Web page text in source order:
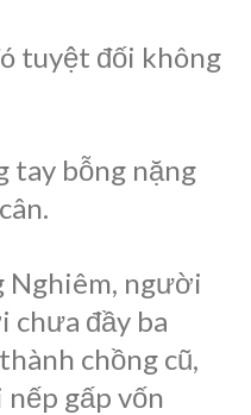
tuyệt đối không
tay bỗng nặng
Nghiêm, người
chưa đầy ba
chồng cũ,
nếp gấp vốn